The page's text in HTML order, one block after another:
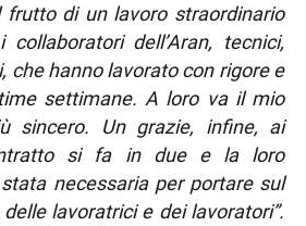
frutto di un lavoro straordinario
dell’Aran, tecnici,
che hanno lavorato con rigore e
settimane. A loro va il mio
sincero. Un grazie, infine, ai
si fa in due e la loro
necessaria per portare sul
lavoratrici e dei lavoratori”.